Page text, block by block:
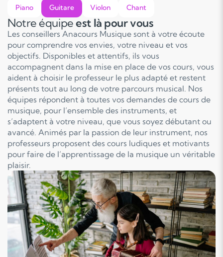
Piano Guitare Violon Chant
Notre équipeest là pour vous
Les conseillers Anacours Musique sont à votre écoute
pour comprendre vos envies, votre niveau et vos
objectifs. Disponibles et attentifs, ils vous
accompagnent dans la mise en place de vos cours, vous
aident à choisir le professeur le plus adapté et restent
présents tout au long de votre parcours musical. Nos
équipes répondent à toutes vos demandes de cours de
musique, pour l’ensemble des instruments, et
s’adaptent à votre niveau, que vous soyez débutant ou
avancé. Animés par la passion de leur instrument, nos
professeurs proposent des cours ludiques et motivants
pour faire de l’apprentissage de la musique un véritable
plaisir.